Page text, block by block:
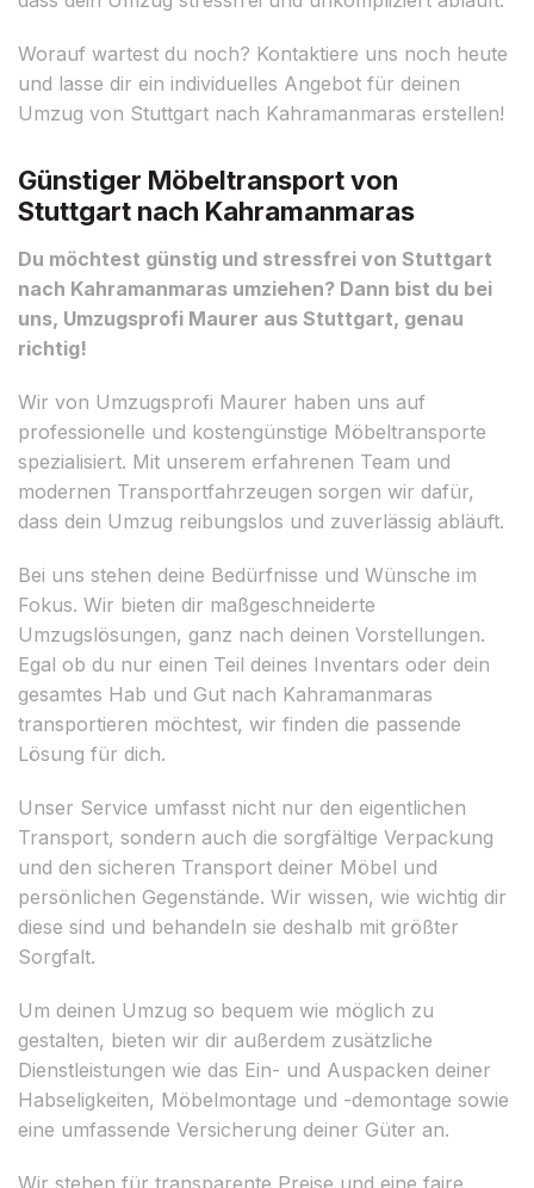
Worauf wartest du noch? Kontaktiere uns noch heute
und lasse dir ein individuelles Angebot für deinen
Umzug von Stuttgart nach Kahramanmaras erstellen!
Günstiger Möbeltransport von
Stuttgart nach Kahramanmaras
Du möchtest günstig und stressfrei von Stuttgart
nach Kahramanmaras umziehen? Dann bist du bei
uns, Umzugsprofi Maurer aus Stuttgart, genau
richtig!
Wir von Umzugsprofi Maurer haben uns auf
professionelle und kostengünstige Möbeltransporte
spezialisiert. Mit unserem erfahrenen Team und
modernen Transportfahrzeugen sorgen wir dafür,
dass dein Umzug reibungslos und zuverlässig abläuft.
Bei uns stehen deine Bedürfnisse und Wünsche im
Fokus. Wir bieten dir maßgeschneiderte
Umzugslösungen, ganz nach deinen Vorstellungen.
Egal ob du nur einen Teil deines Inventars oder dein
gesamtes Hab und Gut nach Kahramanmaras
transportieren möchtest, wir finden die passende
Lösung für dich.
Unser Service umfasst nicht nur den eigentlichen
Transport, sondern auch die sorgfältige Verpackung
und den sicheren Transport deiner Möbel und
persönlichen Gegenstände. Wir wissen, wie wichtig dir
diese sind und behandeln sie deshalb mit größter
Sorgfalt.
Um deinen Umzug so bequem wie möglich zu
gestalten, bieten wir dir außerdem zusätzliche
Dienstleistungen wie das Ein- und Auspacken deiner
Habseligkeiten, Möbelmontage und -demontage sowie
eine umfassende Versicherung deiner Güter an.
Wir stehen für transparente Preise und eine faire